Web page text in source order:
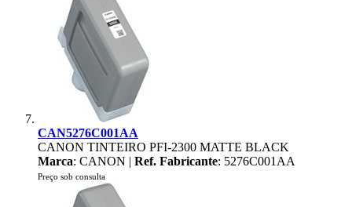
CAN5276C001AA
CANON TINTEIRO PFI-2300 MATTE BLACK
Marca: CANON | Ref. Fabricante: 5276C001AA
Preço sob consulta